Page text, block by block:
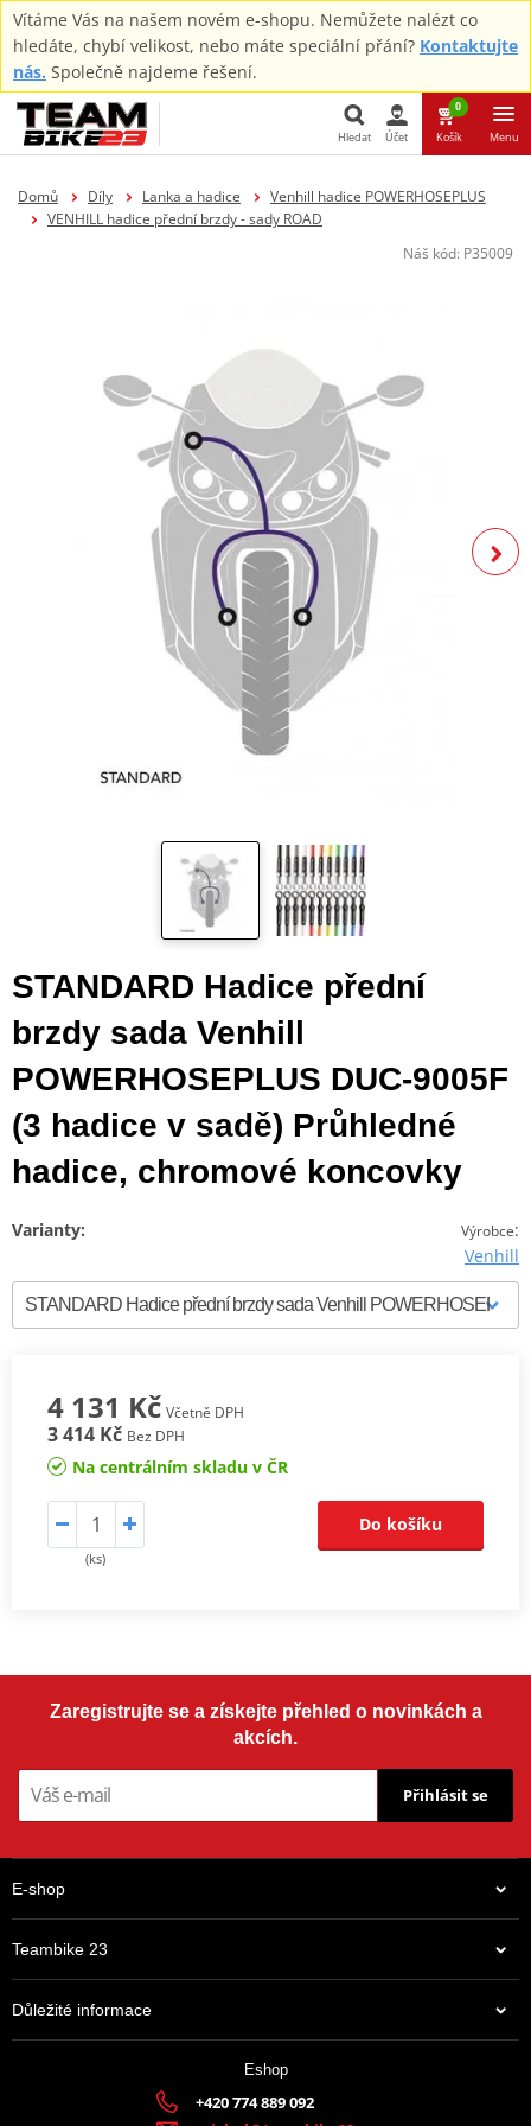
Vítáme Vás na našem novém e-shopu. Nemůžete nalézt co
hledáte, chybí velikost, nebo máte speciální přání? Kontaktujte
nás. Společně najdeme řešení.
Hledat
Hledat Účet
0
Košík Menu
Domů Díly Lanka a hadice
Venhill hadice POWERHOSEPLUS
VENHILL hadice přední brzdy - sady ROAD
Náš kód: P35009
STANDARD Hadice přední
brzdy sada Venhill
POWERHOSEPLUS DUC-9005F
(3 hadice v sadě) Průhledné
hadice, chromové koncovky
Výrobce:
Venhill
Varianty:
4 131 Kč Včetně DPH
3 414 Kč Bez DPH
Na centrálním skladu v ČR
(ks)
Do košíku
Zaregistrujte se a získejte přehled o novinkách a
akcích.
Přihlásit se
E-shop
Teambike 23
Důležité informace
Eshop
+420 774 889 092